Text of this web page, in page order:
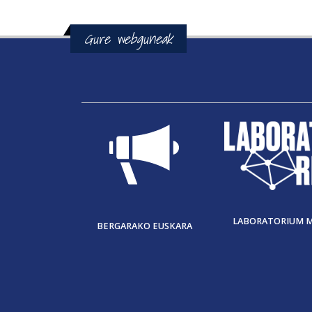
Gure webguneak
BERGARAKO EUSKARA LABORATORIUM